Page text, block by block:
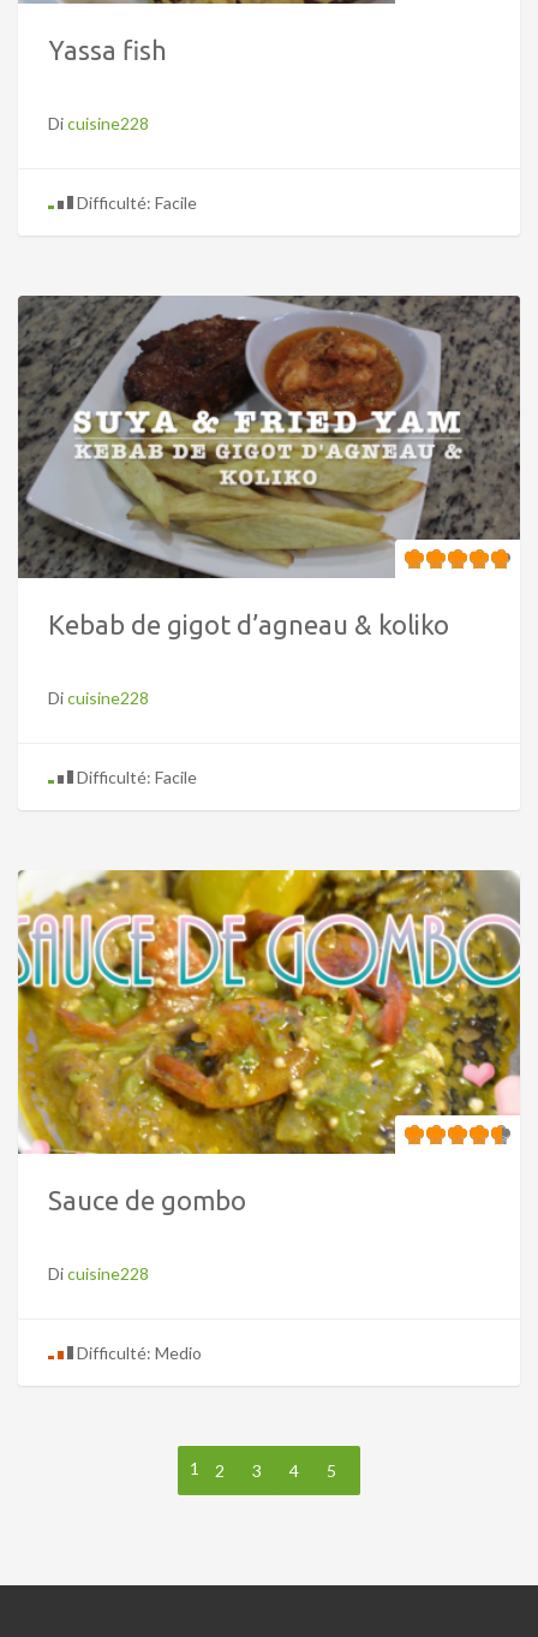
Yassa fish
Dicuisine228
Difficulté: Facile
Kebab de gigot d’agneau & koliko
Dicuisine228
Difficulté: Facile
Sauce de gombo
Dicuisine228
Difficulté: Medio
1 2 3 4 5